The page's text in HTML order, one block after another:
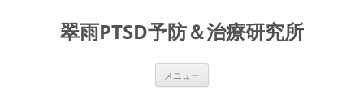
翠雨PTSD予防＆治療研究所
メニュー